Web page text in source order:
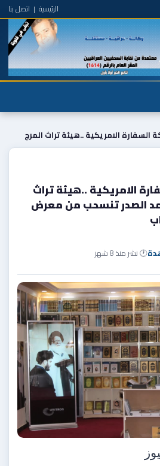
الرئيسية | اتصل بنا
الامريكية ..هيئة تراث المرج
الامريكية ..هيئة تراث
الصدر تنسحب من معرض
🕐 نشر منذ 8 شهر